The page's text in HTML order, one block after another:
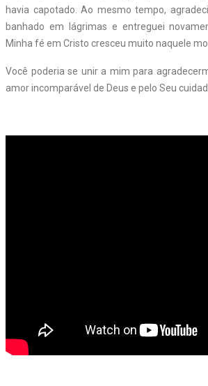
havia capotado. Ao mesmo tempo,
banhado em lágrimas e entreguei
Minha fé em Cristo cresceu muito naquele
Você poderia se unir a mim para
amor incomparável de Deus e pelo Seu